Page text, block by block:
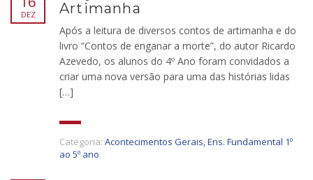
DEZ
Artimanha
Após a leitura de diversos contos de artimanha e do
livro “Contos de enganar a morte”, do autor Ricardo
Azevedo, os alunos do 4º Ano foram convidados a
criar uma nova versão para uma das histórias lidas
[…]
Categoria: Acontecimentos Gerais,Ens. Fundamental 1º
ao 5º ano